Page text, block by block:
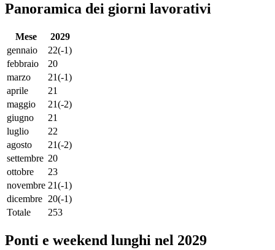
Panoramica dei giorni lavorativi
Mese
2029
gennaio
22(-1)
febbraio
20
marzo
21(-1)
aprile
21
maggio
21(-2)
giugno
21
luglio
22
agosto
21(-2)
settembre 20
ottobre
23
novembre 21(-1)
dicembre 20(-1)
Totale
253
Ponti e weekend lunghi nel 2029